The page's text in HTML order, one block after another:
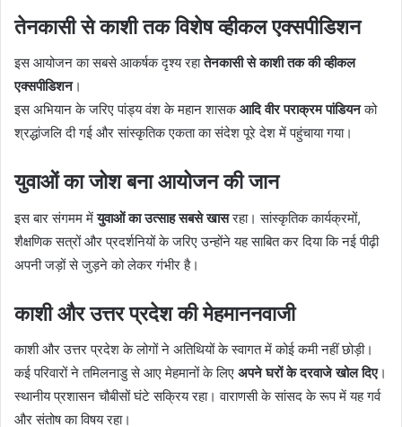
तेनकासी से काशी तक विशेष व्हीकल एक्सपीडिशन
इस आयोजन का सबसे आकर्षक दृश्य रहातेनकासी से काशी तक की व्हीकल
एक्सपीडिशन।
इस अभियान के जरिए पांड्य वंश के महान शासकआदि वीर पराक्रम पांडियनको
श्रद्धांजलि दी गई और सांस्कृतिक एकता का संदेश पूरे देश में पहुंचाया गया।
युवाओं का जोश बना आयोजन की जान
इस बार संगमम मेंयुवाओं का उत्साह सबसे खासरहा। सांस्कृतिक कार्यक्रमों,
शैक्षणिक सत्रों और प्रदर्शनियों के जरिए उन्होंने यह साबित कर दिया कि नई पीढ़ी
अपनी जड़ों से जुड़ने को लेकर गंभीर है।
काशी और उत्तर प्रदेश की मेहमाननवाजी
काशी और उत्तर प्रदेश के लोगों ने अतिथियों के स्वागत में कोई कमी नहीं छोड़ी।
कई परिवारों ने तमिलनाडु से आए मेहमानों के लिए अपने घरों के दरवाजे खोल दिए।
स्थानीय प्रशासन चौबीसों घंटे सक्रिय रहा। वाराणसी के सांसद के रूप में यह गर्व
और संतोष का विषय रहा।